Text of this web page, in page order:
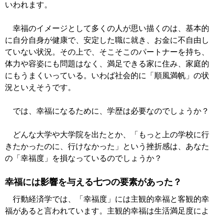
いわれます。
幸福のイメージとして多くの人が思い描くのは、基本的
に自分自身が健康で、安定した職に就き、お金に不自由し
ていない状況。その上で、そこそこのパートナーを持ち、
体力や容姿にも問題はなく、満足できる家に住み、家庭的
にもうまくいっている。いわば社会的に「順風満帆」の状
況といえそうです。
では、幸福になるために、学歴は必要なのでしょうか？
どんな大学や大学院を出たとか、「もっと上の学校に行
きたかったのに、行けなかった」という挫折感は、あなた
の「幸福度」を損なっているのでしょうか？
幸福には影響を与える七つの要素があった？
行動経済学では、「幸福度」には主観的幸福と客観的幸
福があると言われています。主観的幸福は生活満足度によ